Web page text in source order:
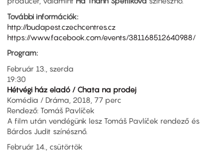
További információk:
http://budapest.czechcentres.cz
https://www.facebook.com/events/381168512640988/
Program:
Február 13., szerda
19:30
Hétvégi ház eladó / Chata na prodej
Komédia / Dráma, 2018, 77 perc
Rendező: Tomáš Pavlíček
A film után vendégünk lesz Tomáš Pavlíček rendező és
Bárdos Judit színésznő.
Február 14., csütörtök